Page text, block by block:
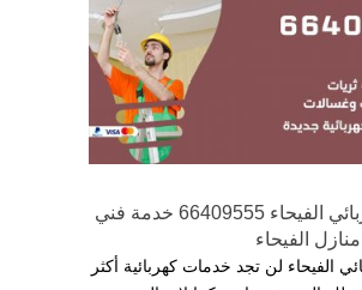
رقم كهربائي الفيحاء 66409555 خدمة فني
الفيحاء
الفيحاء لن تجد خدمات كهربائية أكثر